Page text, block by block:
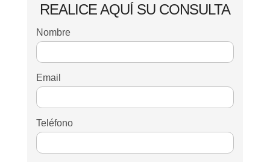
REALICE AQUÍ SU CONSULTA
Nombre
Email
Teléfono